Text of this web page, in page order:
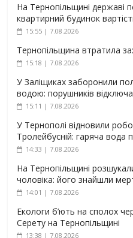
На Тернопільщині державі
квартирний будинок
15:55 | 7.08.2026
Тернопільщина втратила
15:18 | 7.08.2026
У Заліщиках заборонили
водою: порушників
15:11 | 7.08.2026
У Тернополі відновили
Тролейбусній: гаряча вода
14:33 | 7.08.2026
На Тернопільщині
чоловіка: його знайшли
14:01 | 7.08.2026
Екологи б’ють на сполох
Серету на Тернопільщині
13:38 | 7.08.2026